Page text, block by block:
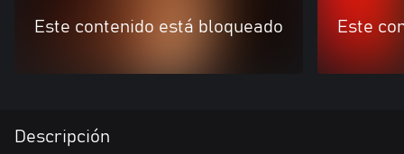
Este contenido está bloqueado Este
Descripción